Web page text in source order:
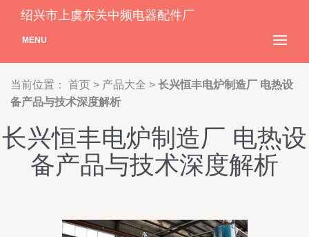
绍兴市上虞东关中频电器配件厂
MENU
当前位置： 首页 > 产品大全 > 长兴恒丰电炉制造厂 电热设
备产品与技术深度解析
长兴恒丰电炉制造厂 电热设
备产品与技术深度解析